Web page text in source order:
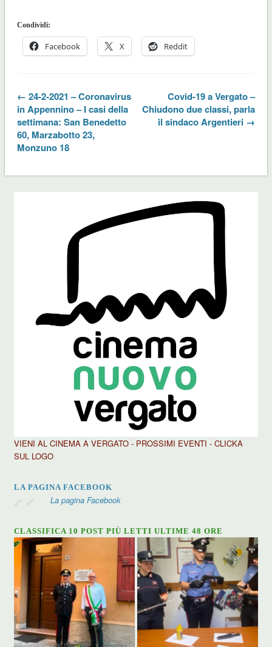
Condividi:
Facebook X Reddit
← 24-2-2021 – Coronavirus
in Appennino – I casi della
settimana: San Benedetto
60, Marzabotto 23,
Monzuno 18
Covid-19 a Vergato –
Chiudono due classi, parla
il sindaco Argentieri →
VIENI AL CINEMA A VERGATO - PROSSIMI EVENTI - CLICKA
SUL LOGO
LA PAGINA FACEBOOK
La pagina Facebook
CLASSIFICA 10 POST PIÙ LETTI ULTIME 48 ORE